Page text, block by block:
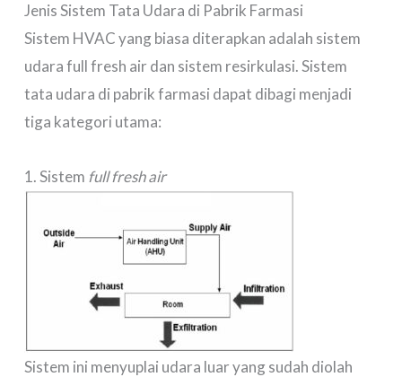
Jenis Sistem Tata Udara di Pabrik Farmasi
Sistem HVAC yang biasa diterapkan adalah sistem
udara full fresh air dan sistem resirkulasi. Sistem
tata udara di pabrik farmasi dapat dibagi menjadi
tiga kategori utama:
1. Sistem full fresh air
Sistem ini menyuplai udara luar yang sudah diolah